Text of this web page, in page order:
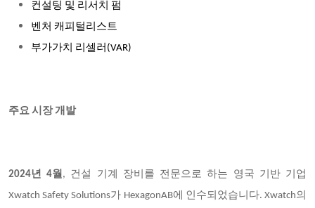
컨설팅 및 리서치 펌
벤처 캐피털리스트
부가가치 리셀러(VAR)
주요 시장 개발
2024년 4월, 건설 기계 장비를 전문으로 하는 영국 기반 기업
Xwatch Safety Solutions가 HexagonAB에 인수되었습니다. Xwatch의